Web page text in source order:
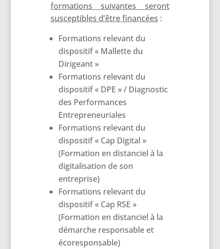
formations suivantes seront
susceptibles d’être financées :
Formations relevant du
dispositif « Mallette du
Dirigeant »
Formations relevant du
dispositif « DPE » / Diagnostic
des Performances
Entrepreneuriales
Formations relevant du
dispositif « Cap Digital »
(Formation en distanciel à la
digitalisation de son
entreprise)
Formations relevant du
dispositif « Cap RSE »
(Formation en distanciel à la
démarche responsable et
écoresponsable)